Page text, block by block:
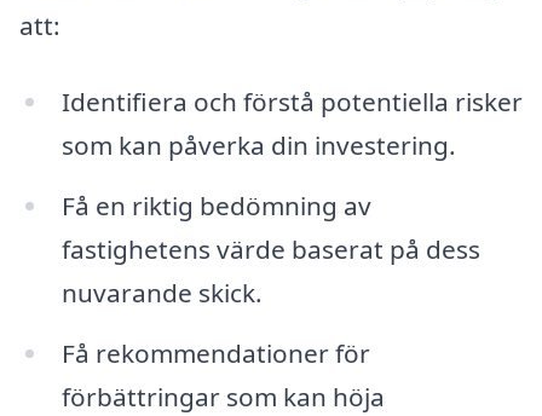
att:
Identifiera och förstå potentiella risker
som kan påverka din investering.
Få en riktig bedömning av
fastighetens värde baserat på dess
nuvarande skick.
Få rekommendationer för
förbättringar som kan höja